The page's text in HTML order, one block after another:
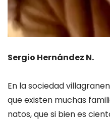
Sergio Hernández N.
En la sociedad
que existen muchas
natos, que si bien es